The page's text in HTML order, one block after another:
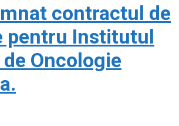
contractul de
pentru Institutul
Oncologie